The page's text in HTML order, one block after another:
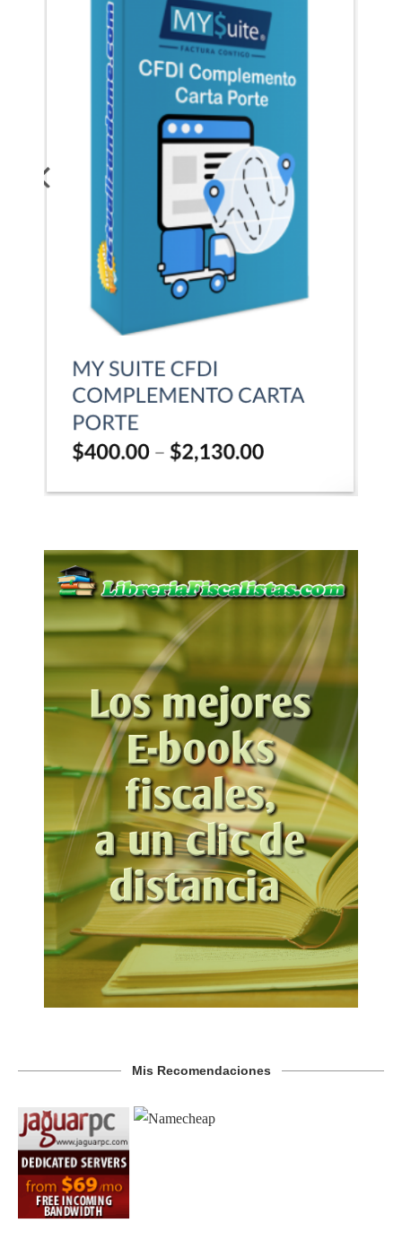
Mis Recomendaciones